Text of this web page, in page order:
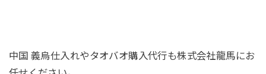
中国 義烏仕入れやタオバオ購入代行も株式会社龍馬にお